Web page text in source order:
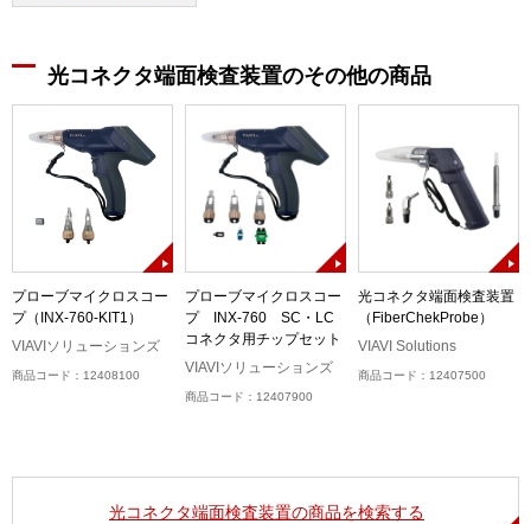
光コネクタ端面検査装置のその他の商品
プローブマイクロスコー
プ（INX-760-KIT1）
VIAVIソリューションズ
商品コード：12408100
プローブマイクロスコー
プ INX-760 SC・LC
コネクタ用チップセット
VIAVIソリューションズ
商品コード：12407900
光コネクタ端面検査装置
（FiberChekProbe）
VIAVI Solutions
商品コード：12407500
光コネクタ端面検査装置の商品を検索する